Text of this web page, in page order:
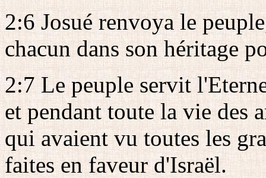
2:6 Josué renvoya le
chacun dans son héritage
2:7 Le peuple servit
et pendant toute la vie des
qui avaient vu toutes les
faites en faveur d'Israël.